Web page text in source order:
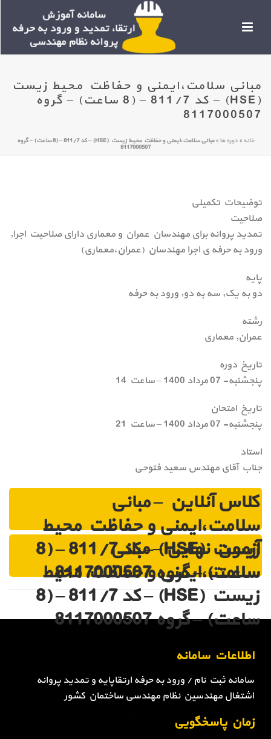
مبانی سلامت،ایمنی و حفاظت محیط زیست
(HSE) – کد 811/7 – (8 ساعت) – گروه
8117000507
خانه » دوره ها » مبانی سلامت،ایمنی و حفاظت محیط زیست (HSE) – کد 811/7 – (8 ساعت) – گروه
8117000507
توضیحات تکمیلی
صلاحیت
تمدید پروانه برای مهندسان عمران و معماری دارای صلاحیت اجرا,
ورود به حرفه ی اجرا مهندسان (عمران،معماری)
پایه
دو به یک, سه به دو, ورود به حرفه
رشته
عمران, معماری
تاریخ دوره
پنجشنبه- 07 مرداد 1400 – ساعت 14
تاریخ امتحان
پنجشنبه- 07 مرداد 1400 – ساعت 21
استاد
جناب آقای مهندس سعید فتوحی
کلاس آنلاین – مبانی
سلامت،ایمنی و حفاظت محیط
زیست (HSE) – کد 811/7 – (8
ساعت) – گروه 8117000507
آزمون نهایی – مبانی
سلامت،ایمنی و حفاظت محیط
زیست (HSE) – کد 811/7 – (8
ساعت) – گروه 8117000507
اطلاعات سامانه
سامانه ثبت نام / ورود به حرفه ارتقاپایه و تمدید پروانه
اشتغال مهندسین نظام مهندسی ساختمان کشور
زمان پاسخگویی